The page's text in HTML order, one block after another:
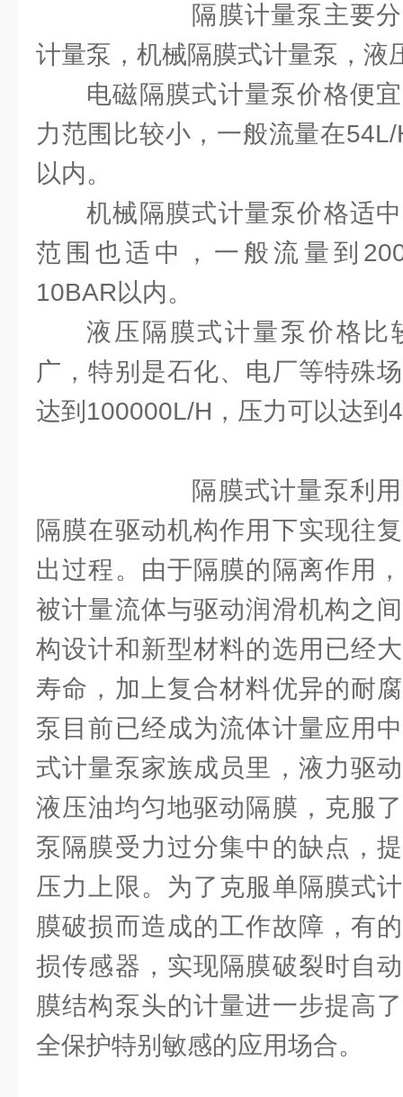
隔膜计量泵主要分为
计量泵，机械隔膜式计量泵，液
电磁隔膜式计量泵价格便
力范围比较小，一般流量在
以内。
机械隔膜式计量泵价格适
范围也适中，一般流量到
10BAR以内。
液压隔膜式计量泵价格比
广，特别是石化、电厂等特殊
达到100000L/H，压力可以达到
隔膜式计量泵利用特
隔膜在驱动机构作用下实现往
出过程。由于隔膜的隔离作用
被计量流体与驱动润滑机构之
构设计和新型材料的选用已经
寿命，加上复合材料优异的耐
泵目前已经成为流体计量应用
式计量泵家族成员里，液力驱
液压油均匀地驱动隔膜，克服
泵隔膜受力过分集中的缺点，
压力上限。为了克服单隔膜式
膜破损而造成的工作故障，有
损传感器，实现隔膜破裂时自
膜结构泵头的计量进一步提高
全保护特别敏感的应用场合。